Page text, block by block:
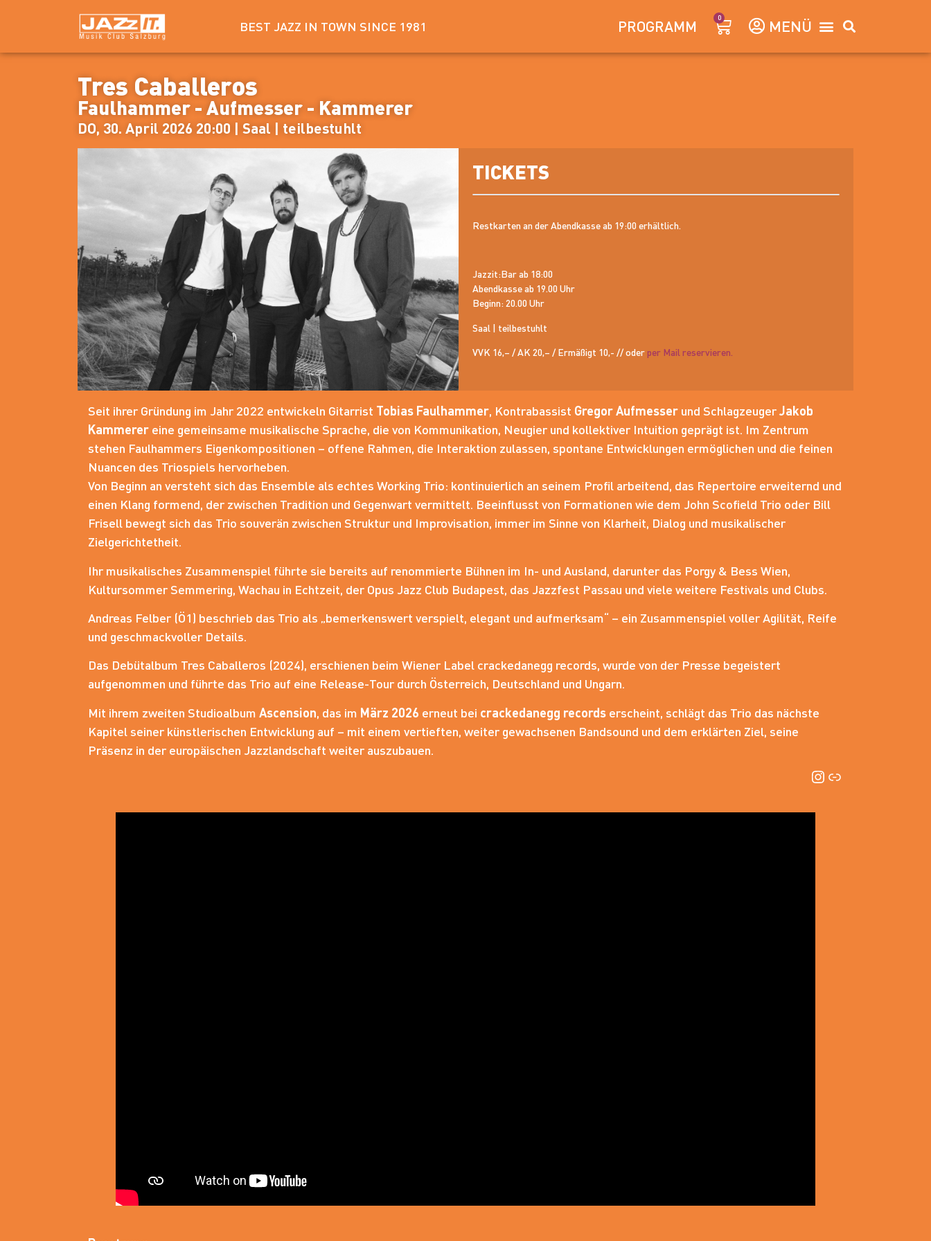
BEST JAZZ IN TOWN SINCE 1981 PROGRAMM 0
Tres Caballeros
Faulhammer - Aufmesser - Kammerer
DO, 30. April 2026 20:00 | Saal | teilbestuhlt
TICKETS
Restkarten an der Abendkasse ab 19:00 erhältlich.
Jazzit:Bar ab 18:00
Abendkasse ab 19.00 Uhr
Beginn: 20.00 Uhr
Saal | teilbestuhlt
VVK 16,– / AK 20,– / Ermäßigt 10,- // oder per Mail reservieren.
Seit ihrer Gründung im Jahr 2022 entwickeln Gitarrist Tobias Faulhammer, Kontrabassist Gregor Aufmesser und SchlagzeugerJakob
Kammerer eine gemeinsame musikalische Sprache, die von Kommunikation, Neugier und kollektiver Intuition geprägt ist. Im Zentrum
stehen Faulhammers Eigenkompositionen – offene Rahmen, die Interaktion zulassen, spontane Entwicklungen ermöglichen und die feinen
Nuancen des Triospiels hervorheben.
Von Beginn an versteht sich das Ensemble als echtes Working Trio: kontinuierlich an seinem Profil arbeitend, das Repertoire erweiternd und
einen Klang formend, der zwischen Tradition und Gegenwart vermittelt. Beeinflusst von Formationen wie dem John Scofield Trio oder Bill
Frisell bewegt sich das Trio souverän zwischen Struktur und Improvisation, immer im Sinne von Klarheit, Dialog und musikalischer
Zielgerichtetheit.
Ihr musikalisches Zusammenspiel führte sie bereits auf renommierte Bühnen im In- und Ausland, darunter das Porgy & Bess Wien,
Kultursommer Semmering, Wachau in Echtzeit, der Opus Jazz Club Budapest, das Jazzfest Passau und viele weitere Festivals und Clubs.
Andreas Felber (Ö1) beschrieb das Trio als „bemerkenswert verspielt, elegant und aufmerksam“ – ein Zusammenspiel voller Agilität, Reife
und geschmackvoller Details.
Das Debütalbum Tres Caballeros (2024), erschienen beim Wiener Label crackedanegg records, wurde von der Presse begeistert
aufgenommen und führte das Trio auf eine Release-Tour durch Österreich, Deutschland und Ungarn.
Mit ihrem zweiten Studioalbum Ascension, das im März 2026 erneut bei crackedanegg records erscheint, schlägt das Trio das nächste
Kapitel seiner künstlerischen Entwicklung auf – mit einem vertieften, weiter gewachsenen Bandsound und dem erklärten Ziel, seine
Präsenz in der europäischen Jazzlandschaft weiter auszubauen.